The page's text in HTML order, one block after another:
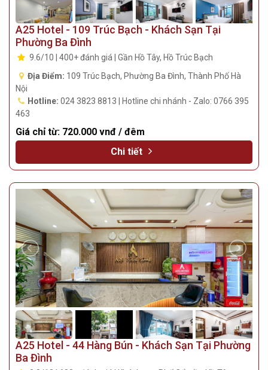
A25 Hotel - 109 Trúc Bạch - Khách Sạn Tại
Phường Ba Đình
9.6/10 | 400+ đánh giá | Gần Hồ Tây, Hồ Trúc Bạch
Địa Điểm: 109 Trúc Bạch, Phường Ba Đình, Thành Phố Hà
Nội
Hotline: 024 3823 8813 | Hotline chi nhánh - Zalo: 0766 395
463
Giá chỉ từ: 720.000 vnđ / đêm
Chi tiết
A25 Hotel - 44 Hàng Bún - Khách Sạn Tại Phường
Ba Đình